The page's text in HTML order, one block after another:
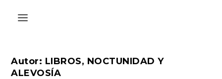
Autor: LIBROS, NOCTUNIDAD Y
ALEVOSÍA